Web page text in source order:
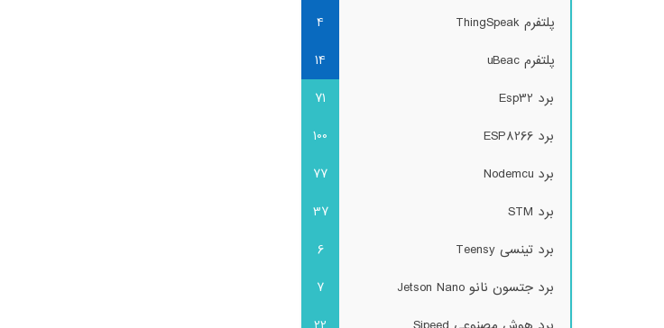
پلتفرم ThingSpeak
4
پلتفرم uBeac
14
برد Esp32
71
برد ESP8266
100
برد Nodemcu
77
برد STM
37
برد تینسی Teensy
6
برد جتسون نانو Jetson Nano
7